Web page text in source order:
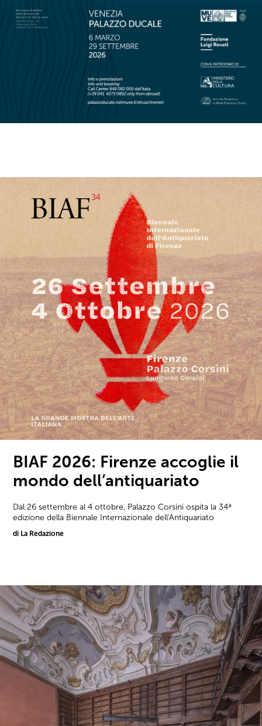
BIAF 2026: Firenze accoglie il
mondo dell’antiquariato
Dal 26 settembre al 4 ottobre, Palazzo Corsini ospita la 34ª
edizione della Biennale Internazionale dell'Antiquariato
di La Redazione